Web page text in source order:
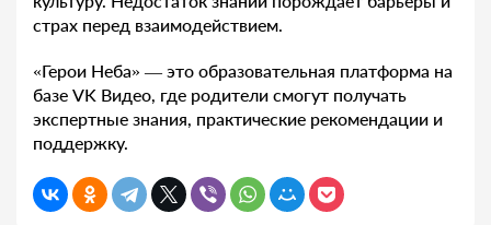
страх перед взаимодействием.
«Герои Неба» — это образовательная платформа на
базе VK Видео, где родители смогут получать
экспертные знания, практические рекомендации и
поддержку.